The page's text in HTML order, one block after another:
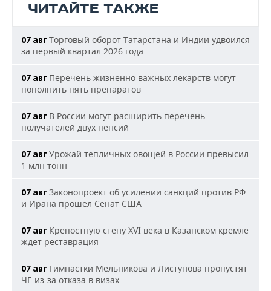
ЧИТАЙТЕ ТАКЖЕ
07 авг Торговый оборот Татарстана и Индии удвоился
за первый квартал 2026 года
07 авг Перечень жизненно важных лекарств могут
пополнить пять препаратов
07 авг В России могут расширить перечень
получателей двух пенсий
07 авг Урожай тепличных овощей в России превысил
1 млн тонн
07 авг Законопроект об усилении санкций против РФ
и Ирана прошел Сенат США
07 авг Крепостную стену XVI века в Казанском кремле
ждет реставрация
07 авг Гимнастки Мельникова и Листунова пропустят
ЧЕ из-за отказа в визах